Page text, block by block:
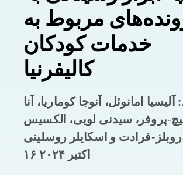
مربوط به
خدمات کودکان
کالیفرنیا
امانوئل، آنوجا کوماریا، آنا
پروفر، سیدنی لویی، الکسیس
روبلز-فرادت و اسکایلر روسلینی
۱۶ اکتبر ۲۰۲۴